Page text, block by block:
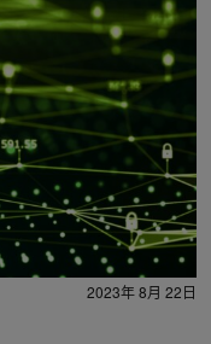
2023年 8月 22日